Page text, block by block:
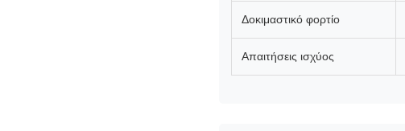
Δοκιμαστικό φορτίο
Απαιτήσεις ισχύος